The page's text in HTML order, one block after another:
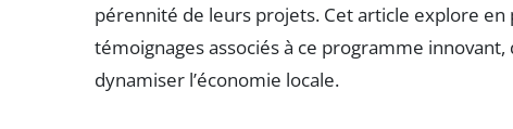
pérennité de leurs projets. Cet article explore
témoignages associés à ce programme
dynamiser l’économie locale.